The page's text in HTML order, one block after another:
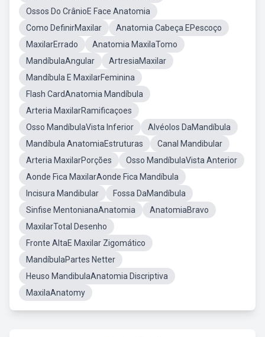
Ossos Do CrânioE Face Anatomia
Como DefinirMaxilar
Anatomia Cabeça EPescoço
MaxilarErrado
Anatomia MaxilaTomo
MandíbulaAngular
ArtresiaMaxilar
Mandíbula E MaxilarFeminina
Flash CardAnatomia Mandíbula
Arteria MaxilarRamificaçoes
Osso MandíbulaVista Inferior
Alvéolos DaMandíbula
Mandíbula AnatomiaEstruturas
Canal Mandibular
Arteria MaxilarPorções
Osso MandíbulaVista Anterior
Aonde Fica MaxilarAonde Fica Mandíbula
Incisura Mandibular
Fossa DaMandíbula
Sinfise MentonianaAnatomia
AnatomiaBravo
MaxilarTotal Desenho
Fronte AltaE Maxilar Zigomático
MandíbulaPartes Netter
Heuso MandibulaAnatomia Discriptiva
MaxilaAnatomy